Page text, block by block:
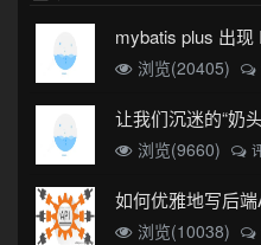
浏览(20405)
让我们沉迷的“奶
浏览(9660)
如何优雅地写后
浏览(10038)